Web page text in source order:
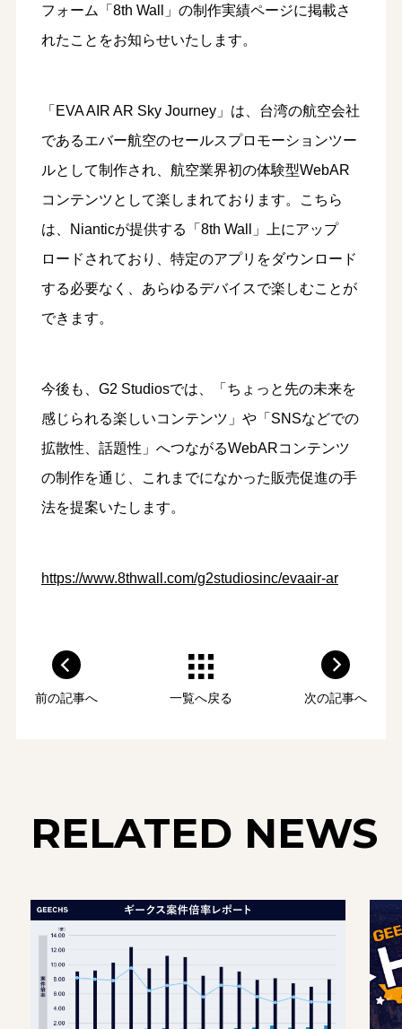
フォーム「8th Wall」の制作実績ページに掲載さ
れたことをお知らせいたします。
「EVA AIR AR Sky Journey」は、台湾の航空会社
であるエバー航空のセールスプロモーションツー
ルとして制作され、航空業界初の体験型WebAR
コンテンツとして楽しまれております。こちら
は、Nianticが提供する「8th Wall」上にアップ
ロードされており、特定のアプリをダウンロード
する必要なく、あらゆるデバイスで楽しむことが
できます。
今後も、G2 Studiosでは、「ちょっと先の未来を
感じられる楽しいコンテンツ」や「SNSなどでの
拡散性、話題性」へつながるWebARコンテンツ
の制作を通じ、これまでになかった販売促進の手
法を提案いたします。
https://www.8thwall.com/g2studiosinc/evaair-ar
前の記事へ 一覧へ戻る 次の記事へ
RELATED NEWS